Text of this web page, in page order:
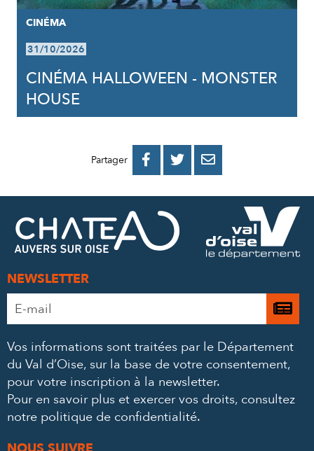
CINÉMA
31/10/2026
CINÉMA HALLOWEEN - MONSTER
HOUSE
Partager 
PARTAGER
FACEBOOK
PARTAGER
PARTAGER
MAIL
NEWSLETTER
Adresse
e-
*
Je
à
Vos informations sont traitées par le Département
du Val d’Oise, sur la base de votre consentement,
pour votre inscription à la newsletter.
Pour en savoir plus et exercer vos droits, consultez
notre politique de confidentialité.